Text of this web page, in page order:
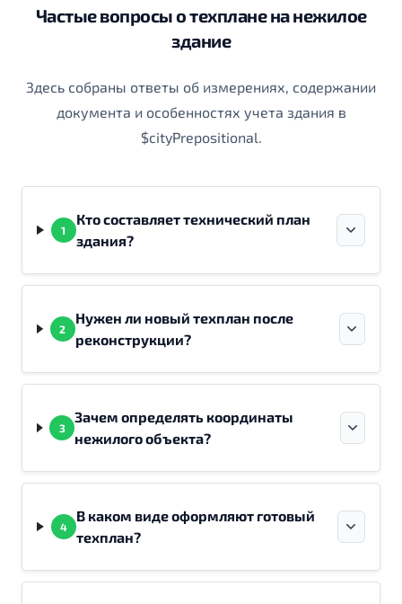
Частые вопросы о техплане на нежилое
здание
Здесь собраны ответы об измерениях, содержании
документа и особенностях учета здания в
$cityPrepositional.
1
Кто составляет технический план
здания?
2
Нужен ли новый техплан после
реконструкции?
3
Зачем определять координаты
нежилого объекта?
4
В каком виде оформляют готовый
техплан?